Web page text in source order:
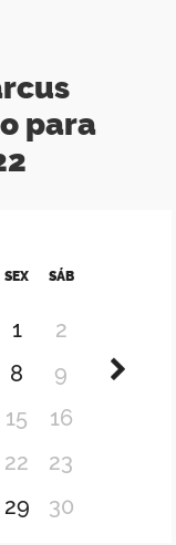
para
SEX SÁB
1
2
8
9
15
16
22
23
29 30